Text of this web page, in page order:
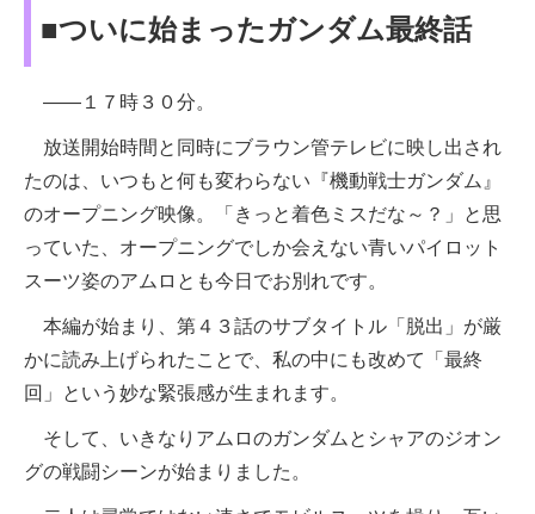
■ついに始まったガンダム最終話
――１７時３０分。
放送開始時間と同時にブラウン管テレビに映し出され
たのは、いつもと何も変わらない『機動戦士ガンダム』
のオープニング映像。「きっと着色ミスだな～？」と思
っていた、オープニングでしか会えない青いパイロット
スーツ姿のアムロとも今日でお別れです。
本編が始まり、第４３話のサブタイトル「脱出」が厳
かに読み上げられたことで、私の中にも改めて「最終
回」という妙な緊張感が生まれます。
そして、いきなりアムロのガンダムとシャアのジオン
グの戦闘シーンが始まりました。